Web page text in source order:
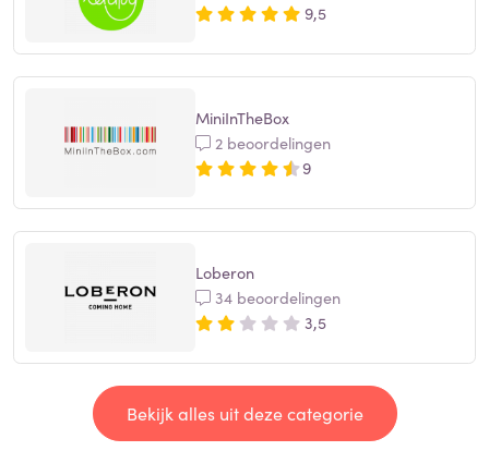
9,5
MiniInTheBox
2 beoordelingen
9
Loberon
34 beoordelingen
3,5
Bekijk alles uit deze categorie